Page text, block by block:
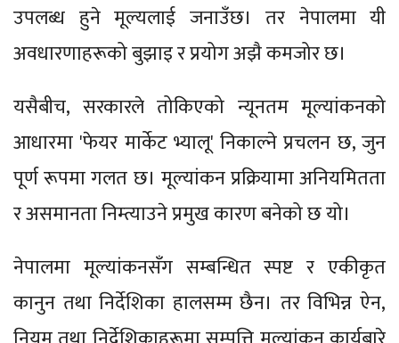
उपलब्ध हुने मूल्यलाई जनाउँछ। तर नेपालमा यी
अवधारणाहरूको बुझाइ र प्रयोग अझै कमजोर छ।
यसैबीच, सरकारले तोकिएको न्यूनतम मूल्यांकनको
आधारमा 'फेयर मार्केट भ्यालू' निकाल्ने प्रचलन छ, जुन
पूर्ण रूपमा गलत छ। मूल्यांकन प्रक्रियामा अनियमितता
र असमानता निम्त्याउने प्रमुख कारण बनेको छ यो।
नेपालमा मूल्यांकनसँग सम्बन्धित स्पष्ट र एकीकृत
कानुन तथा निर्देशिका हालसम्म छैन। तर विभिन्न ऐन,